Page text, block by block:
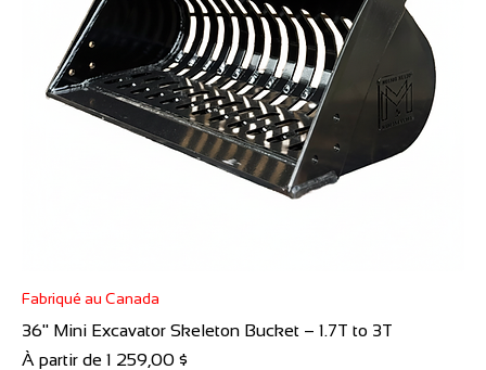
Fabriqué au Canada
36" Mini Excavator Skeleton Bucket – 1.7T to 3T
À partir de 1 259,00 $
Prix promotionnel